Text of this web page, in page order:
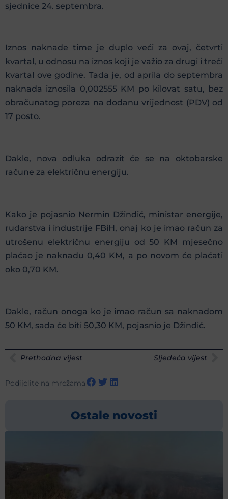
sjednice 24. septembra.
Iznos naknade time je duplo veći za ovaj, četvrti
kvartal, u odnosu na iznos koji je važio za drugi i treći
kvartal ove godine. Tada je, od aprila do septembra
naknada iznosila 0,002555 KM po kilovat satu, bez
obračunatog poreza na dodanu vrijednost (PDV) od
17 posto.
Dakle, nova odluka odrazit će se na oktobarske
račune za električnu energiju.
Kako je pojasnio Nermin Džindić, ministar energije,
rudarstva i industrije FBiH, onaj ko je imao račun za
utrošenu električnu energiju od 50 KM mjesečno
plaćao je naknadu 0,40 KM, a po novom će plaćati
oko 0,70 KM.
Dakle, račun onoga ko je imao račun sa naknadom
50 KM, sada će biti 50,30 KM, pojasnio je Džindić.
Prethodna vijest Sljedeća vijest
Podijelite na mrežama
Ostale novosti